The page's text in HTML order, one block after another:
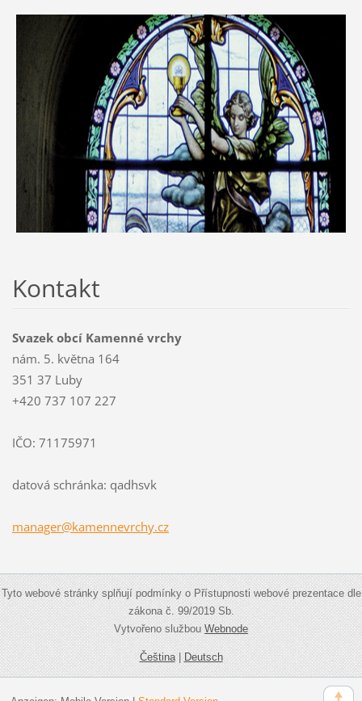
Kontakt
Svazek obcí Kamenné vrchy
nám. 5. května 164
351 37 Luby
+420 737 107 227
IČO: 71175971
datová schránka: qadhsvk
manager@kamennevrchy.cz
Tyto webové stránky splňují podmínky o Přístupnosti webové prezentace dle
zákona č. 99/2019 Sb.
Vytvořeno službouWebnode
Čeština|Deutsch